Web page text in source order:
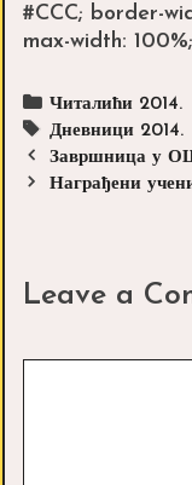
#CCC; border-
max-width:
Categories
Читалићи 2014.
Tags
Дневници 2014.
Post
navigation
Завршница у
Награђени
Leave a